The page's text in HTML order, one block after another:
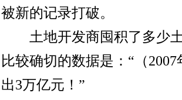
被新的记录打破。
土地开发商囤积了多少土
比较确切的数据是：“（
出3万亿元！”